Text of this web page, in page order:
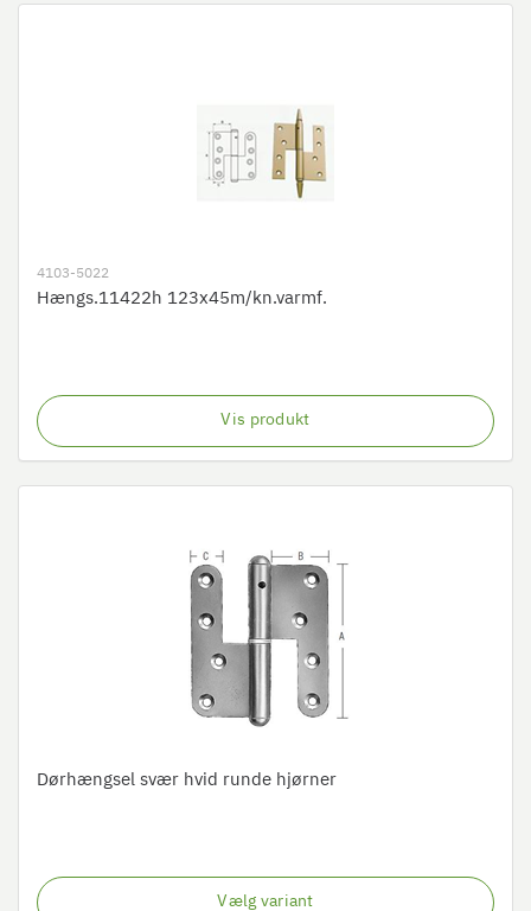
4103-5022
Hængs.11422h 123x45m/kn.varmf.
Vis produkt
Dørhængsel svær hvid runde hjørner
Vælg variant